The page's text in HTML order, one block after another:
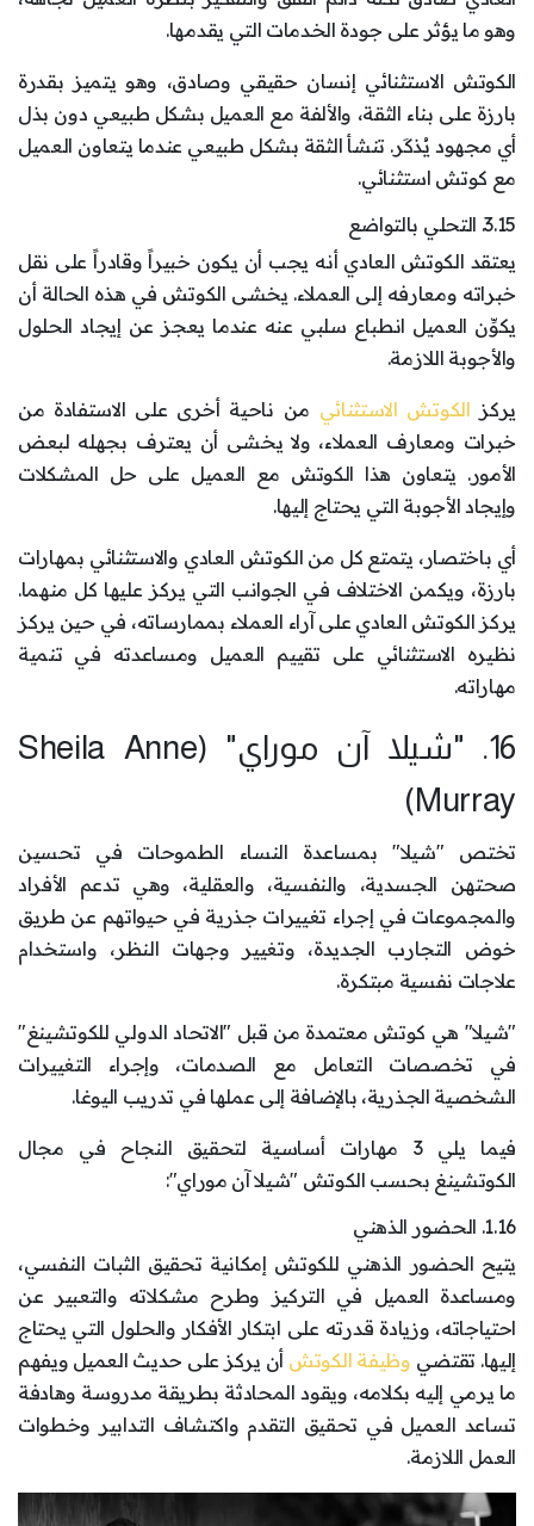
وهو ما يؤثر على جودة الخدمات التي يقدمها.
الكوتش الاستثنائي إنسان حقيقي وصادق، وهو يتميز بقدرة
بارزة على بناء الثقة، والألفة مع العميل بشكل طبيعي دون بذل
أي مجهود يُذكَر. تنشأ الثقة بشكل طبيعي عندما يتعاون العميل
مع كوتش استثنائي.
3.15. التحلي بالتواضع
يعتقد الكوتش العادي أنه يجب أن يكون خبيراً وقادراً على نقل
خبراته ومعارفه إلى العملاء. يخشى الكوتش في هذه الحالة أن
يكوِّن العميل انطباع سلبي عنه عندما يعجز عن إيجاد الحلول
والأجوبة اللازمة.
يركز الكوتش الاستثنائي من ناحية أخرى على الاستفادة من
خبرات ومعارف العملاء، ولا يخشى أن يعترف بجهله لبعض
الأمور. يتعاون هذا الكوتش مع العميل على حل المشكلات
وإيجاد الأجوبة التي يحتاج إليها.
أي باختصار، يتمتع كل من الكوتش العادي والاستثنائي بمهارات
بارزة، ويكمن الاختلاف في الجوانب التي يركز عليها كل منهما.
يركز الكوتش العادي على آراء العملاء بممارساته، في حين يركز
نظيره الاستثنائي على تقييم العميل ومساعدته في تنمية
مهاراته.
16. "شيلا آن موراي" (Sheila Anne
Murray)
تختص "شيلا" بمساعدة النساء الطموحات في تحسين
صحتهن الجسدية، والنفسية، والعقلية، وهي تدعم الأفراد
والمجموعات في إجراء تغييرات جذرية في حيواتهم عن طريق
خوض التجارب الجديدة، وتغيير وجهات النظر، واستخدام
علاجات نفسية مبتكرة.
"شيلا" هي كوتش معتمدة من قبل "الاتحاد الدولي للكوتشينغ"
في تخصصات التعامل مع الصدمات، وإجراء التغييرات
الشخصية الجذرية، بالإضافة إلى عملها في تدريب اليوغا.
فيما يلي 3 مهارات أساسية لتحقيق النجاح في مجال
الكوتشينغ بحسب الكوتش "شيلا آن موراي":
1.16. الحضور الذهني
يتيح الحضور الذهني للكوتش إمكانية تحقيق الثبات النفسي،
ومساعدة العميل في التركيز وطرح مشكلاته والتعبير عن
احتياجاته، وزيادة قدرته على ابتكار الأفكار والحلول التي يحتاج
إليها. تقتضي وظيفة الكوتش أن يركز على حديث العميل ويفهم
ما يرمي إليه بكلامه، ويقود المحادثة بطريقة مدروسة وهادفة
تساعد العميل في تحقيق التقدم واكتشاف التدابير وخطوات
العمل اللازمة.